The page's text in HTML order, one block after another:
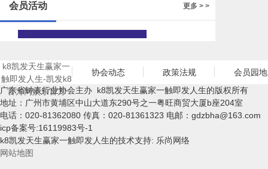
更多 > >
会员活动
k8凯发天生赢家一
触即发人生-凯发k8
官方网娱乐官方
协会动态 政策法规
会员园地
广东省钟表行业协会主办 k8凯发天生赢家一触即发人生的版权所有
地址：广州市黄埔区中山大道东290号之一粤旺商贸大厦b座204室
电话：020-81362080 传真：020-81361323 电邮： gdzbha@163.com
icp备案号:16119983号-1
k8凯发天生赢家一触即发人生的技术支持: 乐尚网络
网站地图